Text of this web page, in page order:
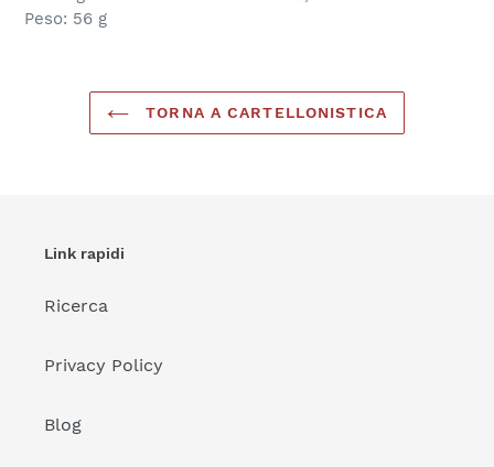
nel
Peso: 56 g
TORNA A CARTELLONISTICA
Link rapidi
Ricerca
Privacy Policy
Blog